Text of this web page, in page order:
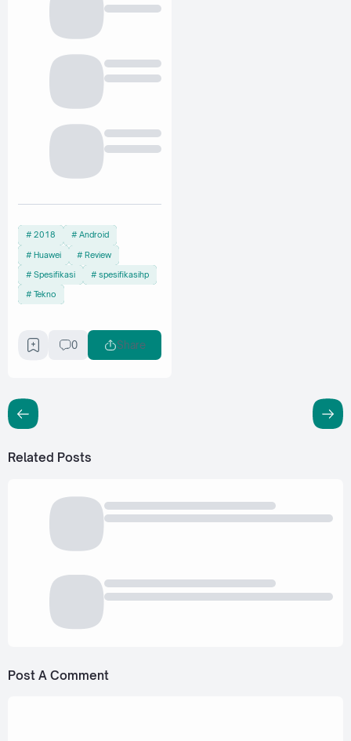
2018 Android
Huawei Review
Spesifikasi spesifikasihp
Tekno
0 Share
Related Posts
Post A Comment